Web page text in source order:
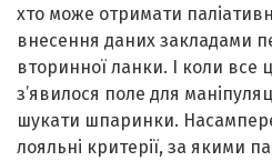
хто може отримати
внесення даних закладами
вторинної ланки. І коли все
з’явилося поле для
шукати шпаринки.
лояльні критерії, за якими